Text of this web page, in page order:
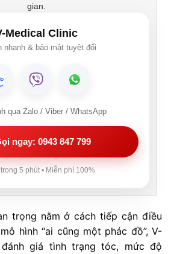
gian.
Medical Clinic
nhanh & bảo mật tuyệt đối
qua Zalo / Viber / WhatsApp
ngay: 0943 847 799
5 phút • Miễn phí 100%
trọng nằm ở cách tiếp cận điều
hình “ai cũng một phác đồ”, V-
giá tình trạng tóc, mức độ